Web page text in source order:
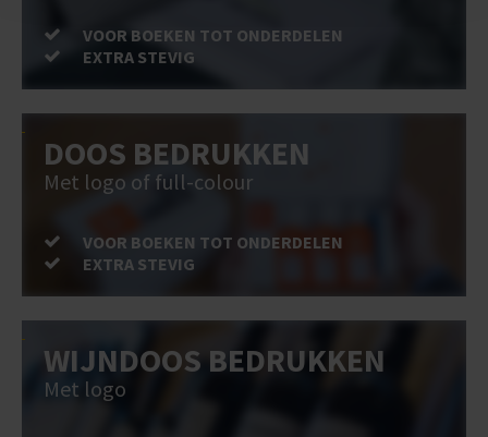
VOOR BOEKEN TOT ONDERDELEN
EXTRA STEVIG
DOOS BEDRUKKEN
Met logo of full-colour
VOOR BOEKEN TOT ONDERDELEN
EXTRA STEVIG
WIJNDOOS BEDRUKKEN
Met logo